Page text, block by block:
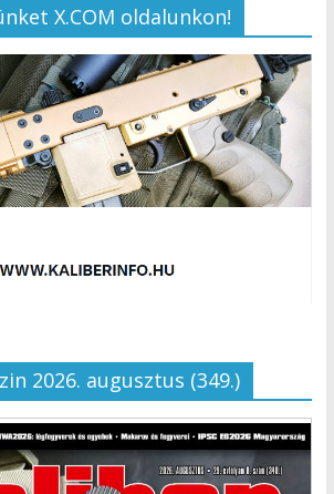
X.COM oldalunkon!
2026. augusztus (349.)